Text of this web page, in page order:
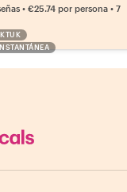
• €25.74 por persona • 7